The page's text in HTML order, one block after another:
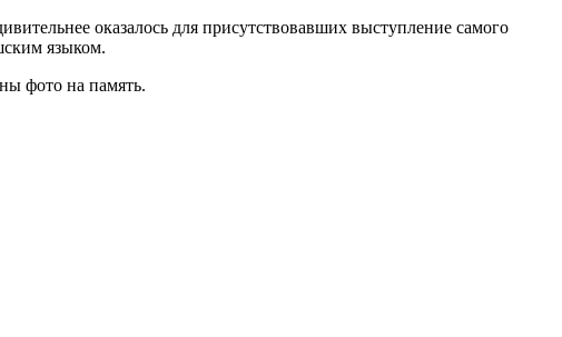
оказалось для присутствовавших выступление самого
языком.
фото на память.